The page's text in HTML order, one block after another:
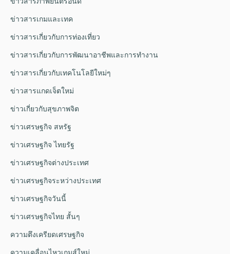
ข่าวสารเกมและเทค
ข่าวสารเกี่ยวกับการท่องเที่ยว
ข่าวสารเกี่ยวกับการพัฒนาอาชีพและการทำงาน
ข่าวสารเกี่ยวกับเทคโนโลยีใหม่ๆ
ข่าวสารแกดเจ็ตใหม่
ข่าวเกี่ยวกับสุขภาพจิต
ข่าวเศรษฐกิจ สหรัฐ
ข่าวเศรษฐกิจ ไทยรัฐ
ข่าวเศรษฐกิจต่างประเทศ
ข่าวเศรษฐกิจระหว่างประเทศ
ข่าวเศรษฐกิจวันนี้
ข่าวเศรษฐกิจไทย สั้นๆ
ความตึงเครียดเศรษฐกิจ
ความเคลื่อนไหวเกมส์ใหม่